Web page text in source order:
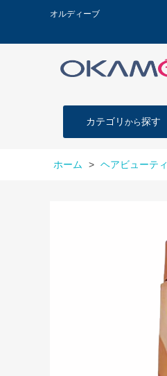
オルディーブ
カテゴリ から探す
ホーム > ヘアビューティ